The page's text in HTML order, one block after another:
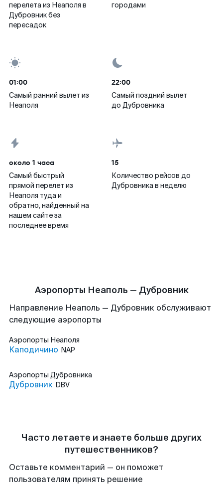
перелета из Неаполя в
Дубровник без
пересадок
городами
01:00
Самый ранний вылет из
Неаполя
22:00
Самый поздний вылет
до Дубровника
около 1 часа
Самый быстрый
прямой перелет из
Неаполя туда и
обратно, найденный на
нашем сайте за
последнее время
15
Количество рейсов до
Дубровника в неделю
Аэропорты Неаполь — Дубровник
Направление Неаполь — Дубровник обслуживают
следующие аэропорты
Аэропорты Неаполя
Каподичино NAP
Аэропорты Дубровника
Дубровник DBV
Часто летаете и знаете больше других
путешественников?
Оставьте комментарий — он поможет
пользователям принять решение